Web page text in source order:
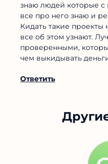
знаю людей которые с
все про него знаю и
Кидать такие проекты
все об этом узнают.
проверенными,
чем выкидывать
Ответить